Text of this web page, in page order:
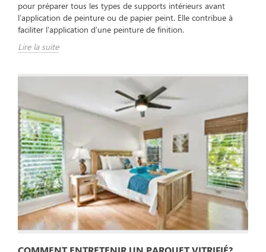
pour préparer tous les types de supports intérieurs avant
l'application de peinture ou de papier peint. Elle contribue à
faciliter l'application d'une peinture de finition.
Lire la suite